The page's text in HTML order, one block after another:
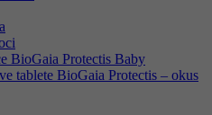
BioGaia Protectis Baby
tablete BioGaia Protectis – okus